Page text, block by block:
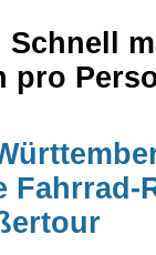
Schnell
pro